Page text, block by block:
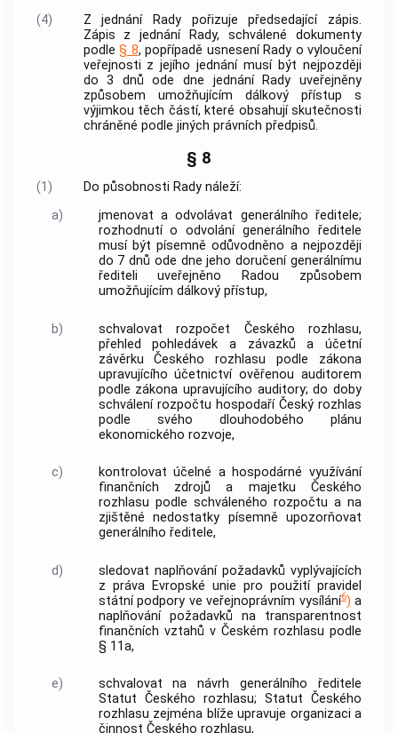
(4)
Z jednání Rady pořizuje předsedající zápis.
Zápis z jednání Rady, schválené dokumenty
podle § 8, popřípadě usnesení Rady o vyloučení
veřejnosti z jejího jednání musí být nejpozději
do 3 dnů ode dne jednání Rady uveřejněny
způsobem umožňujícím dálkový přístup s
výjimkou těch částí, které obsahují skutečnosti
chráněné podle jiných právních předpisů.
§ 8
(1)
Do působnosti Rady náleží:
a)
jmenovat a odvolávat generálního ředitele;
rozhodnutí o odvolání generálního ředitele
musí být písemně odůvodněno a nejpozději
do 7 dnů ode dne jeho doručení generálnímu
řediteli uveřejněno Radou způsobem
umožňujícím dálkový přístup,
b)
schvalovat rozpočet Českého rozhlasu,
přehled pohledávek a závazků a účetní
závěrku Českého rozhlasu podle zákona
upravujícího účetnictví ověřenou auditorem
podle zákona upravujícího auditory; do doby
schválení rozpočtu hospodaří Český rozhlas
podle svého dlouhodobého plánu
ekonomického rozvoje,
c)
kontrolovat účelné a hospodárné využívání
finančních zdrojů a majetku Českého
rozhlasu podle schváleného rozpočtu a na
zjištěné nedostatky písemně upozorňovat
generálního ředitele,
d)
sledovat naplňování požadavků vyplývajících
z práva Evropské unie pro použití pravidel
státní podpory ve veřejnoprávním vysílání6) a
naplňování požadavků na transparentnost
finančních vztahů v Českém rozhlasu podle
§ 11a,
e)
schvalovat na návrh generálního ředitele
Statut Českého rozhlasu; Statut Českého
rozhlasu zejména blíže upravuje organizaci a
činnost Českého rozhlasu,